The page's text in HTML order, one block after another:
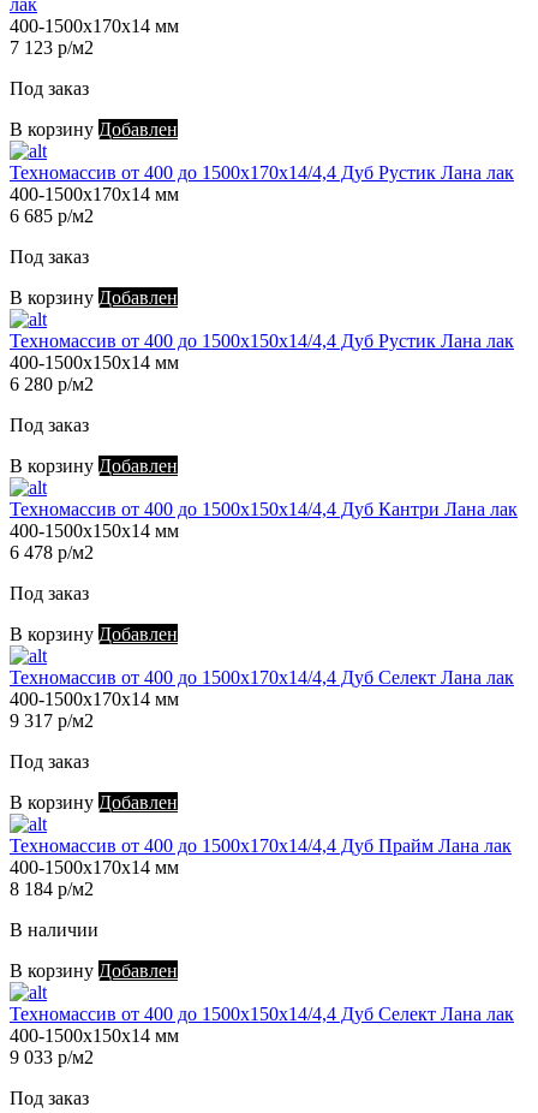
лак
400-1500х170х14 мм
7 123 р/м2
Под заказ
В корзину Добавлен
Техномассив от 400 до 1500х170х14/4,4 Дуб Рустик Лана лак
400-1500х170х14 мм
6 685 р/м2
Под заказ
В корзину Добавлен
Техномассив от 400 до 1500х150х14/4,4 Дуб Рустик Лана лак
400-1500х150х14 мм
6 280 р/м2
Под заказ
В корзину Добавлен
Техномассив от 400 до 1500х150х14/4,4 Дуб Кантри Лана лак
400-1500х150х14 мм
6 478 р/м2
Под заказ
В корзину Добавлен
Техномассив от 400 до 1500х170х14/4,4 Дуб Селект Лана лак
400-1500х170х14 мм
9 317 р/м2
Под заказ
В корзину Добавлен
Техномассив от 400 до 1500х170х14/4,4 Дуб Прайм Лана лак
400-1500х170х14 мм
8 184 р/м2
В наличии
В корзину Добавлен
Техномассив от 400 до 1500х150х14/4,4 Дуб Селект Лана лак
400-1500х150х14 мм
9 033 р/м2
Под заказ